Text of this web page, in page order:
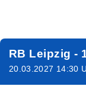
RB Leipzig -
20.03.2027 14:30